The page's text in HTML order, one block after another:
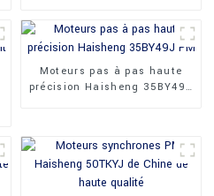
64TKYJ
Moteurs pas à pas haute
précision Haisheng 35BY49J